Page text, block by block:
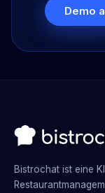
Demo
Bistrochat ist eine